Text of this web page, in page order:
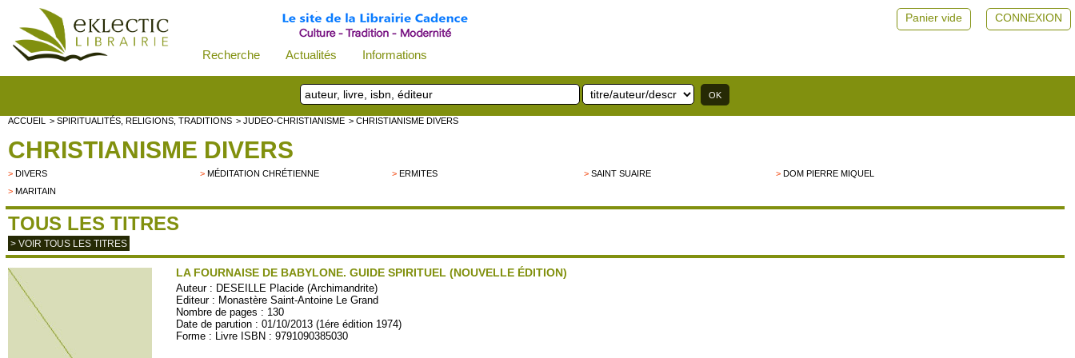
Recherche Actualités Informations
CONNEXION
Panier vide
ACCUEIL > SPIRITUALITÉS, RELIGIONS, TRADITIONS > JUDEO-CHRISTIANISME > CHRISTIANISME DIVERS
CHRISTIANISME DIVERS
> DIVERS >MÉDITATION CHRÉTIENNE >ERMITES >SAINT SUAIRE >DOM PIERRE MIQUEL
> MARITAIN
TOUS LES TITRES
> VOIR TOUS LES TITRES
LA FOURNAISE DE BABYLONE. GUIDE SPIRITUEL (NOUVELLE ÉDITION)
Auteur : DESEILLE Placide (Archimandrite)
Editeur : Monastère Saint-Antoine Le Grand
Nombre de pages : 130
Date de parution : 01/10/2013 (1ére édition 1974)
Forme : Livre ISBN : 9791090385030